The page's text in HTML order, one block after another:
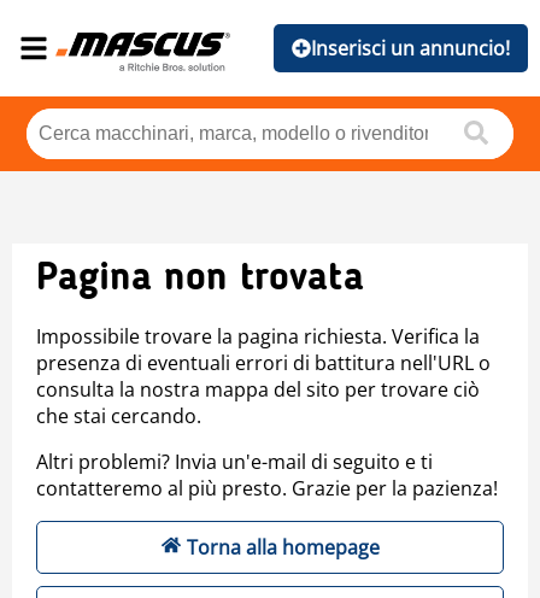
Inserisci un annuncio!
Pagina non trovata
Impossibile trovare la pagina richiesta. Verifica la
presenza di eventuali errori di battitura nell'URL o
consulta la nostra mappa del sito per trovare ciò
che stai cercando.
Altri problemi? Invia un'e-mail di seguito e ti
contatteremo al più presto. Grazie per la pazienza!
Torna alla homepage